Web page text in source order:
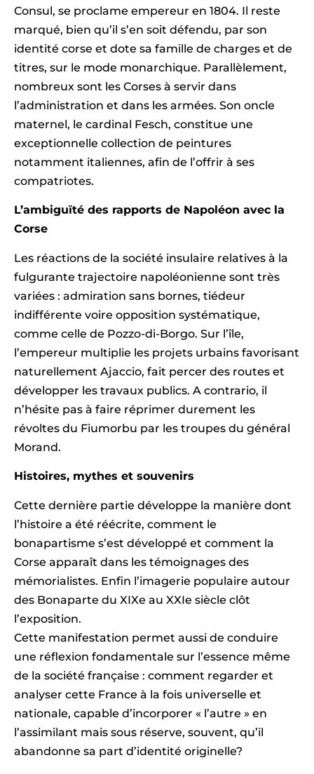
Consul, se proclame empereur en 1804. Il reste
marqué, bien qu’il s’en soit défendu, par son
identité corse et dote sa famille de charges et de
titres, sur le mode monarchique. Parallèlement,
nombreux sont les Corses à servir dans
l’administration et dans les armées. Son oncle
maternel, le cardinal Fesch, constitue une
exceptionnelle collection de peintures
notamment italiennes, afin de l’offrir à ses
compatriotes.
L’ambiguïté des rapports de Napoléon avec la
Corse
Les réactions de la société insulaire relatives à la
fulgurante trajectoire napoléonienne sont très
variées : admiration sans bornes, tiédeur
indifférente voire opposition systématique,
comme celle de Pozzo-di-Borgo. Sur l’île,
l’empereur multiplie les projets urbains favorisant
naturellement Ajaccio, fait percer des routes et
développer les travaux publics. A contrario, il
n’hésite pas à faire réprimer durement les
révoltes du Fiumorbu par les troupes du général
Morand.
Histoires, mythes et souvenirs
Cette dernière partie développe la manière dont
l’histoire a été réécrite, comment le
bonapartisme s’est développé et comment la
Corse apparaît dans les témoignages des
mémorialistes. Enfin l’imagerie populaire autour
des Bonaparte du XIXe au XXIe siècle clôt
l’exposition.
Cette manifestation permet aussi de conduire
une réflexion fondamentale sur l’essence même
de la société française : comment regarder et
analyser cette France à la fois universelle et
nationale, capable d’incorporer « l’autre » en
l’assimilant mais sous réserve, souvent, qu’il
abandonne sa part d’identité originelle?